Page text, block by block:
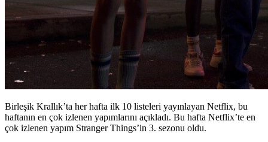
Birleşik Krallık’ta her hafta ilk 10 listeleri yayınlayan Netflix, bu
haftanın en çok izlenen yapımlarını açıkladı. Bu hafta Netflix’te en
çok izlenen yapım Stranger Things’in 3. sezonu oldu.